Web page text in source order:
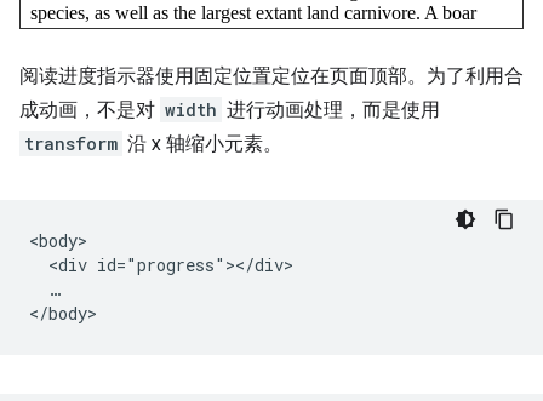
阅读进度指示器使用固定位置定位在页面顶部。为了利用合
成动画，不是对 width 进行动画处理，而是使用
transform 沿 x 轴缩小元素。
<body>
  <div id="progress"></div>
  …